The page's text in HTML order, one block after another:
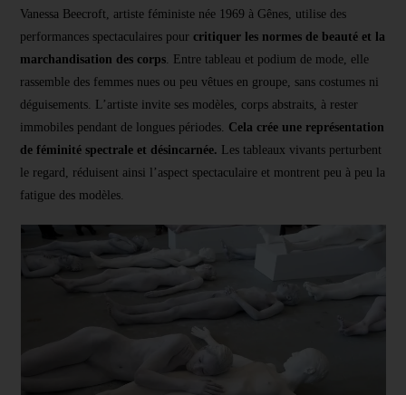
Vanessa Beecroft, artiste féministe née 1969 à Gênes, utilise des
performances spectaculaires pourcritiquer les normes de beauté et la
marchandisation des corps. Entre tableau et podium de mode, elle
rassemble des femmes nues ou peu vêtues en groupe, sans costumes ni
déguisements. L’artiste invite ses modèles, corps abstraits, à rester
immobiles pendant de longues périodes. Cela crée une représentation
de féminité spectrale et désincarnée. Les tableaux vivants perturbent
le regard, réduisent ainsi l’aspect spectaculaire et montrent peu à peu la
fatigue des modèles.